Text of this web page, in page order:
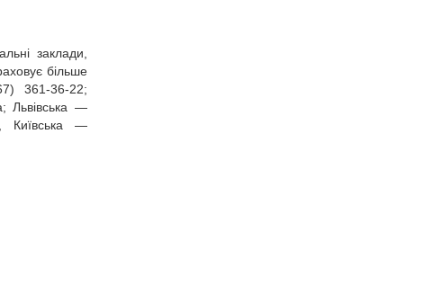
заклади,
більше
361‑36‑22;
; Львівська —
Київська —